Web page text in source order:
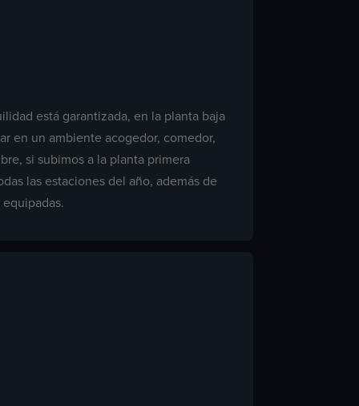
está garantizada, en la planta baja
en un ambiente acogedor, comedor,
si subimos a la planta primera
las estaciones del año, además de